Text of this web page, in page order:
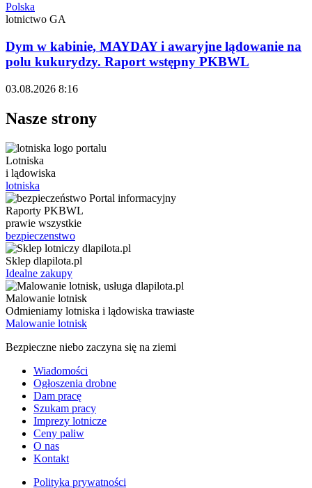
Polska
lotnictwo GA
Dym w kabinie, MAYDAY i awaryjne lądowanie na
polu kukurydzy. Raport wstępny PKBWL
03.08.2026 8:16
Nasze strony
Lotniska
i lądowiska
lotniska
Raporty PKBWL
prawie wszystkie
bezpieczenstwo
Sklep dlapilota.pl
Idealne zakupy
Malowanie lotnisk
Odmieniamy lotniska i lądowiska trawiaste
Malowanie lotnisk
Bezpieczne niebo zaczyna się na ziemi
Wiadomości
Ogłoszenia drobne
Dam pracę
Szukam pracy
Imprezy lotnicze
Ceny paliw
O nas
Kontakt
Polityka prywatności